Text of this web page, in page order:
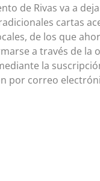
de Rivas va a
cartas
de los que
a través de la
la
por correo